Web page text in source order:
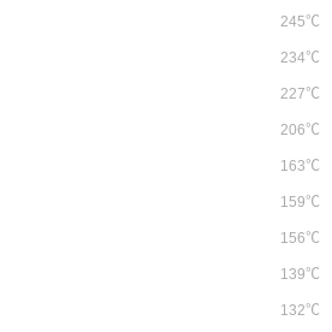
245℃
234℃
227℃
206℃
163℃
159℃
156℃
139℃
132℃